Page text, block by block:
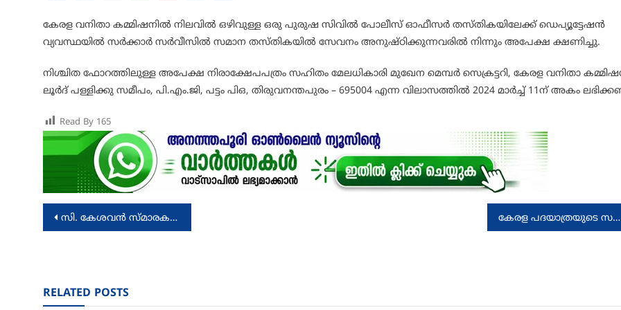
കേരള വനിതാ കമ്മിഷനില്‍ നിലവില്‍ ഒഴിവുള്ള ഒരു പുരുഷ സിവില്‍ പോലീസ് ഓഫീസര്‍ തസ്തികയിലേക്ക് ഡെപ്യൂട്ടേഷന്‍
വ്യവസ്ഥയില്‍ സര്‍ക്കാര്‍ സര്‍വീസില്‍ സമാന തസ്തികയില്‍ സേവനം അനുഷ്ഠിക്കുന്നവരില്‍ നിന്നും അപേക്ഷ ക്ഷണിച്ചു.
നിശ്ചിത ഫോറത്തിലുള്ള അപേക്ഷ നിരാക്ഷേപപത്രം സഹിതം മേലധികാരി മുഖേന മെമ്പര്‍ സെക്രട്ടറി, കേരള വനിതാ
ലൂര്‍ദ് പള്ളിക്കു സമീപം, പി.എം.ജി, പട്ടം പിഒ, തിരുവനന്തപുരം – 695004 എന്ന വിലാസത്തില്‍ 2024 മാര്‍ച്ച് 11ന് അകം
Read By 165
Post
സി. കേശവൻ സ്മാരക അവാർഡ് കർദ്ദിനാൾ മാർ ബസേലിയോസ് ക്ലിമീസ് കാതോലിക്കാബാവയ്ക്ക് സമ്മാനിച്ചു കേരള പദയാത്രയുടെ സമാപന സമ്മേളനം പ്രധാനമന്ത്രി നരേന്ദ്രമോദി ഉദ്ഘാടനം ചെയ്തു
RELATED POSTS